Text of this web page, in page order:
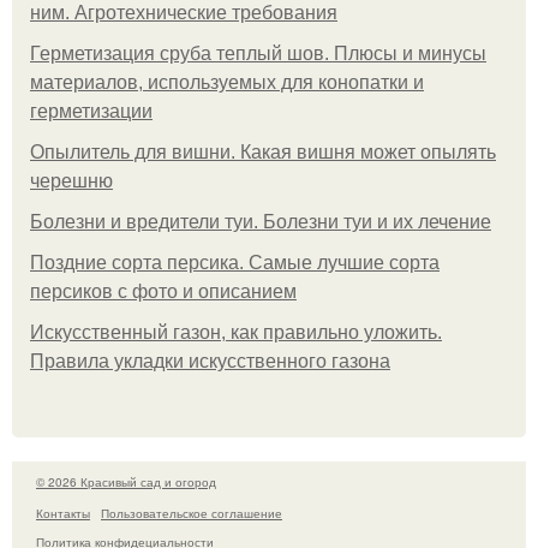
ним. Агротехнические требования
Герметизация сруба теплый шов. Плюсы и минусы
материалов, используемых для конопатки и
герметизации
Опылитель для вишни. Какая вишня может опылять
черешню
Болезни и вредители туи. Болезни туи и их лечение
Поздние сорта персика. Самые лучшие сорта
персиков с фото и описанием
Искусственный газон, как правильно уложить.
Правила укладки искусственного газона
© 2026 Красивый сад и огород
Контакты
Пользовательское соглашение
Политика конфидециальности